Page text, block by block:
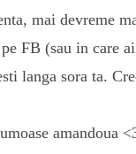
mai devreme
FB (sau in care
langa sora ta.
amandoua